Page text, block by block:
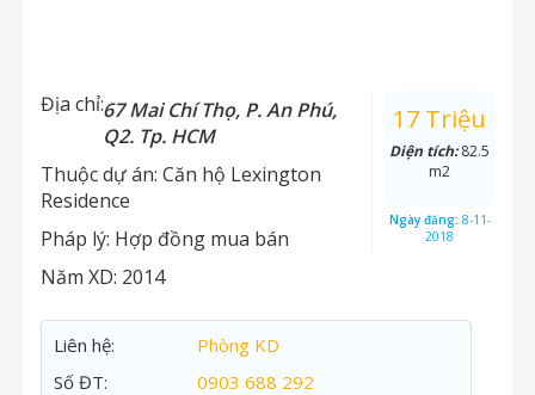
Địa chỉ:67 Mai Chí Thọ, P. An Phú,
Q2. Tp. HCM
Thuộc dự án: Căn hộ Lexington
Residence
Pháp lý: Hợp đồng mua bán
Năm XD: 2014
17 Triệu
Diện tích:82.5
m2
Ngày đăng: 8-11-
2018
Liên hệ:
Phòng KD
Số ĐT:
0903 688 292